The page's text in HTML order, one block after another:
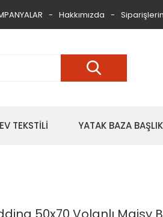
Hakkımızda
EV TEKSTİLİ YATAK BAZA BAŞLIK